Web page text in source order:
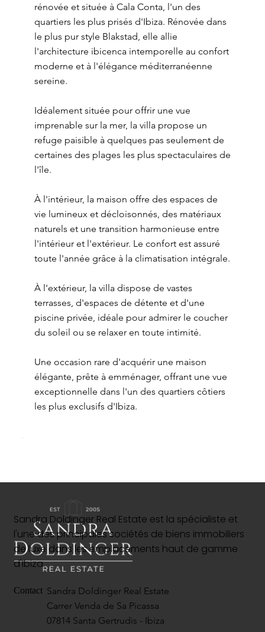
rénovée et située à Cala Conta, l'un des
quartiers les plus prisés d'Ibiza. Rénovée dans
le plus pur style Blakstad, elle allie
l'architecture ibicenca intemporelle au confort
moderne et à l'élégance méditerranéenne
sereine.
Idéalement située pour offrir une vue
imprenable sur la mer, la villa propose un
refuge paisible à quelques pas seulement de
certaines des plages les plus spectaculaires de
l'île.
À l'intérieur, la maison offre des espaces de
vie lumineux et décloisonnés, des matériaux
naturels et une transition harmonieuse entre
l'intérieur et l'extérieur. Le confort est assuré
toute l'année grâce à la climatisation intégrale.
À l'extérieur, la villa dispose de vastes
terrasses, d'espaces de détente et d'une
piscine privée, idéale pour admirer le coucher
du soleil ou se relaxer en toute intimité.
Une occasion rare d'acquérir une maison
élégante, prête à emménager, offrant une vue
exceptionnelle dans l'un des quartiers côtiers
les plus exclusifs d'Ibiza.
Sandra Doldinger Real Estate est la spécialiste et
l'une des principales sociétés de biens immobiliers
de luxe dans les emplacements haut de gamme
d'Ibiza.
Contact Sandra Doldinger Real Estate
Carrer Venda de Sa Picassa
07814 Santa Gertrudis - Ibiza